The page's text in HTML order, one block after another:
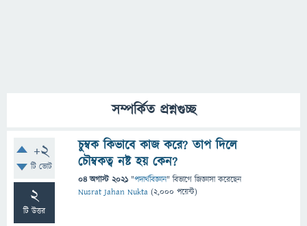
সম্পর্কিত প্রশ্নগুচ্ছ
+2
টি ভোট
2
টি উত্তর
চুম্বক কিভাবে কাজ করে? তাপ দিলে
চৌম্বকত্ব নষ্ট হয় কেন?
04 অগাস্ট 2021 "পদার্থবিজ্ঞান" বিভাগে জিজ্ঞাসাকরেছেন
Nusrat Jahan Nukta (2,000 পয়েন্ট)